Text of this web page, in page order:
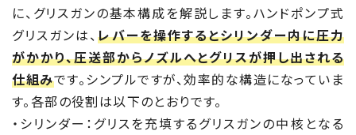
に、グリスガンの基本構成を解説します。ハンドポンプ式
グリスガンは、レバーを操作するとシリンダー内に圧力
がかかり、圧送部からノズルへとグリスが押し出される
仕組みです。シンプルですが、効率的な構造になっていま
す。各部の役割は以下のとおりです。
・シリンダー：グリスを充填するグリスガンの中核となる